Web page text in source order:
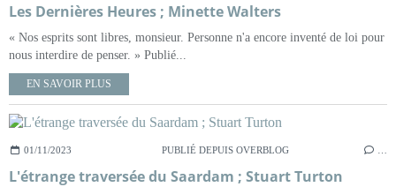
Les Dernières Heures ; Minette Walters
« Nos esprits sont libres, monsieur. Personne n'a encore inventé de loi pour
nous interdire de penser. » Publié...
EN SAVOIR PLUS
01/11/2023 PUBLIÉ DEPUIS OVERBLOG
L'étrange traversée du Saardam ; Stuart Turton